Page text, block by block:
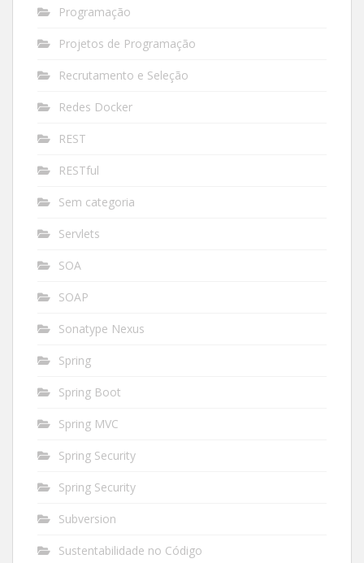
Programação
Projetos de Programação
Recrutamento e Seleção
Redes Docker
REST
RESTful
Sem categoria
Servlets
SOA
SOAP
Sonatype Nexus
Spring
Spring Boot
Spring MVC
Spring Security
Spring Security
Subversion
Sustentabilidade no Código